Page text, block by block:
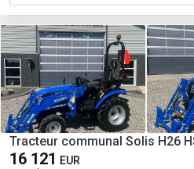
Tracteur communal Solis H26
16 121 EUR